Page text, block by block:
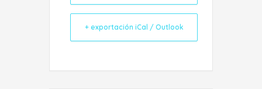
+ exportación iCal / Outlook